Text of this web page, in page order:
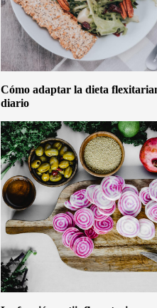
Cómo adaptar la dieta
diario